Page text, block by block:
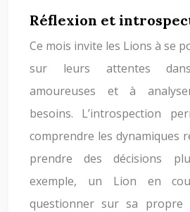
Réflexion et
Ce mois invite les Lions à se
sur leurs attentes
amoureuses et à
besoins. L’introspection
comprendre les dynamiques
prendre des décisions
exemple, un Lion en
questionner sur sa propre